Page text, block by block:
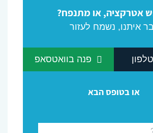
אטרקציה, או מתנפח?
איתנו, נשמח לעזור
פנה בוואטסאפ
או בטופס הבא